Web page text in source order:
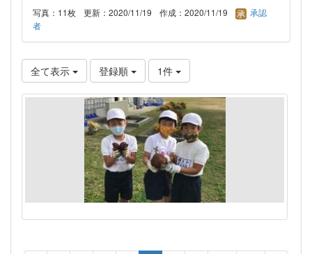
写真：11枚 更新：2020/11/19 作成：2020/11/19
承認
者
全て表示 登録順 1件